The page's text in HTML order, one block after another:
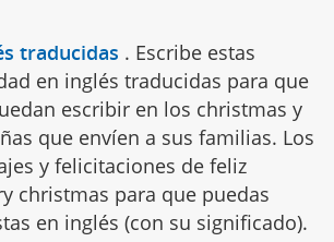
traducidas . Escribe estas
en inglés traducidas para que
escribir en los christmas y
que envíen a sus familias. Los
y felicitaciones de feliz
christmas para que puedas
en inglés (con su significado).